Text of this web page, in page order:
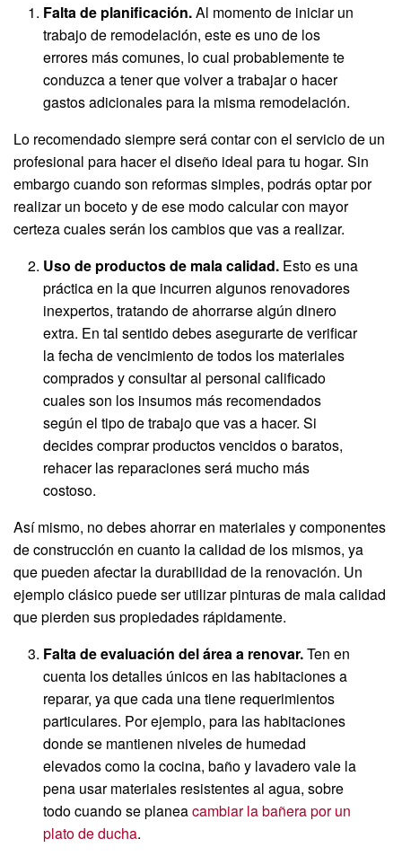
Falta de planificación.Al momento de iniciar un
trabajo de remodelación, este es uno de los
errores más comunes, lo cual probablemente te
conduzca a tener que volver a trabajar o hacer
gastos adicionales para la misma remodelación.
Lo recomendado siempre será contar con el servicio de un
profesional para hacer el diseño ideal para tu hogar. Sin
embargo cuando son reformas simples, podrás optar por
realizar un boceto y de ese modo calcular con mayor
certeza cuales serán los cambios que vas a realizar.
Uso de productos de mala calidad. Esto es una
práctica en la que incurren algunos renovadores
inexpertos, tratando de ahorrarse algún dinero
extra. En tal sentido debes asegurarte de verificar
la fecha de vencimiento de todos los materiales
comprados y consultar al personal calificado
cuales son los insumos más recomendados
según el tipo de trabajo que vas a hacer. Si
decides comprar productos vencidos o baratos,
rehacer las reparaciones será mucho más
costoso.
Así mismo, no debes ahorrar en materiales y componentes
de construcción en cuanto la calidad de los mismos, ya
que pueden afectar la durabilidad de la renovación. Un
ejemplo clásico puede ser utilizar pinturas de mala calidad
que pierden sus propiedades rápidamente.
Falta de evaluación del área a renovar.Ten en
cuenta los detalles únicos en las habitaciones a
reparar, ya que cada una tiene requerimientos
particulares. Por ejemplo, para las habitaciones
donde se mantienen niveles de humedad
elevados como la cocina, baño y lavadero vale la
pena usar materiales resistentes al agua, sobre
todo cuando se planeacambiar la bañera por un
plato de ducha.